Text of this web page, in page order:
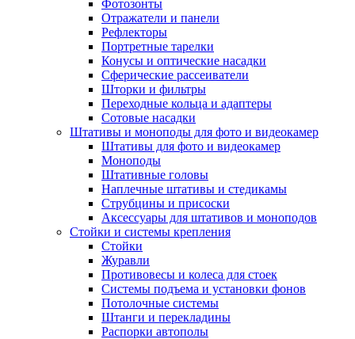
Фотозонты
Отражатели и панели
Рефлекторы
Портретные тарелки
Конусы и оптические насадки
Сферические рассеиватели
Шторки и фильтры
Переходные кольца и адаптеры
Сотовые насадки
Штативы и моноподы для фото и видеокамер
Штативы для фото и видеокамер
Моноподы
Штативные головы
Наплечные штативы и стедикамы
Струбцины и присоски
Аксессуары для штативов и моноподов
Стойки и системы крепления
Стойки
Журавли
Противовесы и колеса для стоек
Системы подъема и установки фонов
Потолочные системы
Штанги и перекладины
Распорки автополы